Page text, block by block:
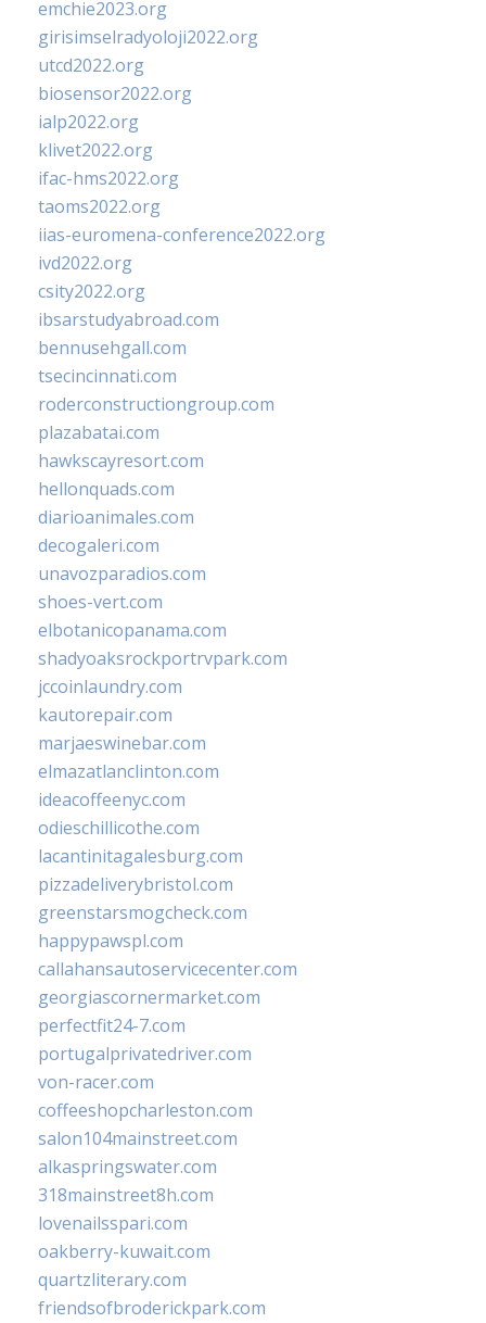
emchie2023.org
girisimselradyoloji2022.org
utcd2022.org
biosensor2022.org
ialp2022.org
klivet2022.org
ifac-hms2022.org
taoms2022.org
iias-euromena-conference2022.org
ivd2022.org
csity2022.org
ibsarstudyabroad.com
bennusehgall.com
tsecincinnati.com
roderconstructiongroup.com
plazabatai.com
hawkscayresort.com
hellonquads.com
diarioanimales.com
decogaleri.com
unavozparadios.com
shoes-vert.com
elbotanicopanama.com
shadyoaksrockportrvpark.com
jccoinlaundry.com
kautorepair.com
marjaeswinebar.com
elmazatlanclinton.com
ideacoffeenyc.com
odieschillicothe.com
lacantinitagalesburg.com
pizzadeliverybristol.com
greenstarsmogcheck.com
happypawspl.com
callahansautoservicecenter.com
georgiascornermarket.com
perfectfit24-7.com
portugalprivatedriver.com
von-racer.com
coffeeshopcharleston.com
salon104mainstreet.com
alkaspringswater.com
318mainstreet8h.com
lovenailsspari.com
oakberry-kuwait.com
quartzliterary.com
friendsofbroderickpark.com